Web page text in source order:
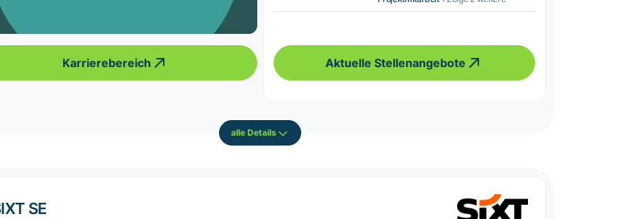
Karrierebereich Aktuelle Stellenangebote
alle Details
SE